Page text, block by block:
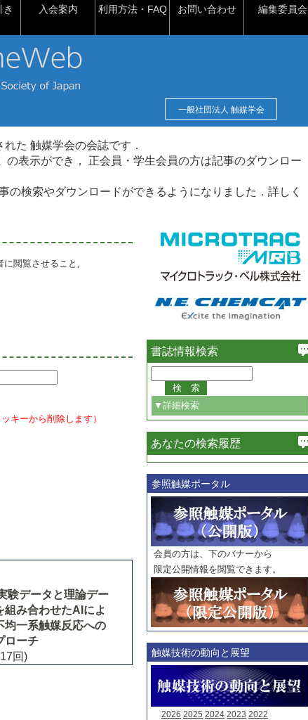
入会案内 利用方法・FAQ お問い合わせ 編集委員会
一般社団法人 触媒学会
た 触媒学会の会誌です．
表示ができ， 正会員・学生会員の方は記事のダウンロー
検索やダウンロードができるようになりました．詳しく
に閲覧させること,
キーから削除します）
験データと理論デー
組み合わせたAIによ
均一系触媒反応への
ローチ
回)
書誌情報検索
▼詳細検索
必ず含む
巻・号指定
巻
号
範囲指定
巻
号～
巻
号
触媒年鑑
年度
記事種別
マーク：
マークあり
あなたの検索履歴
参照触媒ポータル
会員の方は、下のバナーから
限定公開情報を閲覧できます。
触媒技術の動向と展望
2026 2025 2024 2023 2022